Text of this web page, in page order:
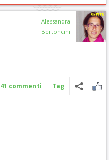
Alessandra
Bertoncini
41 commenti Tag